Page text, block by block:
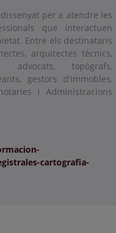
per a atendre les
que interactuen
Entre els destinataris
arquitectes tècnics,
advocats, topògrafs,
gestors d'immobles,
i Administracions
cartografia-